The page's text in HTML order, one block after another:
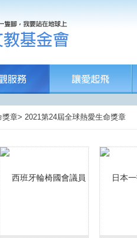
章> 2021第24屆全球熱愛生命獎章